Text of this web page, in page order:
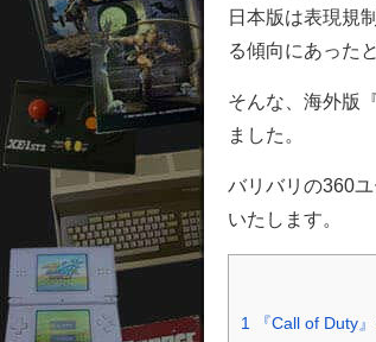
日本版は表現規
る傾向にあった
そんな、海外版
ました。
バリバリの360
いたします。
1 『Call of Duty